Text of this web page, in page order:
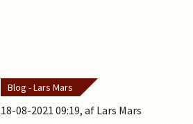
Blog - Lars Mars
18-08-2021 09:19, af Lars Mars